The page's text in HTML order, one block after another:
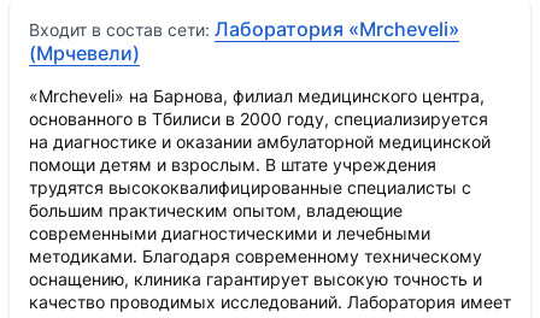
Входит в состав сети: Лаборатория «Mrcheveli»
(Мрчевели)
«Mrcheveli» на Барнова, филиал медицинского центра,
основанного в Тбилиси в 2000 году, специализируется
на диагностике и оказании амбулаторной медицинской
помощи детям и взрослым. В штате учреждения
трудятся высококвалифицированные специалисты с
большим практическим опытом, владеющие
современными диагностическими и лечебными
методиками. Благодаря современному техническому
оснащению, клиника гарантирует высокую точность и
качество проводимых исследований. Лаборатория имеет